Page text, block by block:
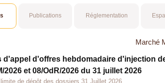
Publications Réglementation
Marché
d'appel d'offres hebdomadaire d'injection
2026 et 08/OdR/2026 du 31 juillet 2026
limite de dépôt des dossiers 31 Juillet 2026